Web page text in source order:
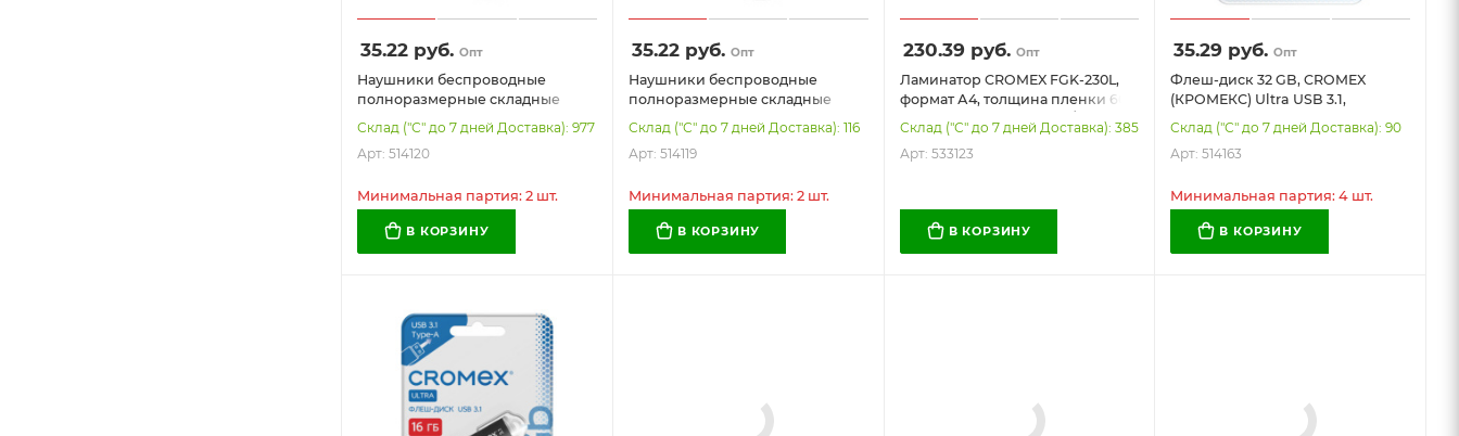
35.22 руб. Опт
Наушники беспроводные
полноразмерные складные
раздвижные, CROMEX HP-043W,
Bluetooth 5.4, 514120
Склад ("С" до 7 дней Доставка): 977
Арт: 514120
Минимальная партия: 2 шт.
В КОРЗИНУ
35.22руб. Опт
Наушники беспроводные
полноразмерные складные
раздвижные, CROMEX HP-043B,
Bluetooth 5.4, 514119
Склад ("С" до 7 дней Доставка): 116
Арт: 514119
Минимальная партия: 2 шт.
В КОРЗИНУ
230.39руб. Опт
Ламинатор CROMEX FGK-230L,
формат А4, толщина пленки 60-
250 мкм, скорость 50 см/мин,
533123
Склад ("С" до 7 дней Доставка): 385
Арт: 533123
В КОРЗИНУ
35.29 руб. Опт
Флеш-диск 32 GB, CROMEX
(КРОМЕКС) Ultra USB 3.1,
металлический корпус, черный,
514163
Склад ("С" до 7 дней Доставка): 90
Арт: 514163
Минимальная партия: 4 шт.
В КОРЗИНУ